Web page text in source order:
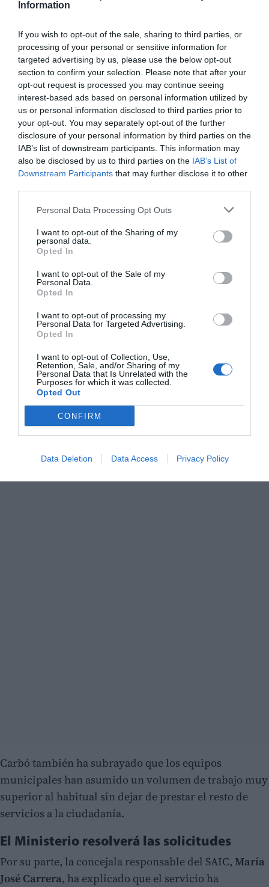
Information
If you wish to opt-out of the sale, sharing to third parties, or
processing of your personal or sensitive information for
targeted advertising by us, please use the below opt-out
section to confirm your selection. Please note that after your
opt-out request is processed you may continue seeing
interest-based ads based on personal information utilized by
us or personal information disclosed to third parties prior to
your opt-out. You may separately opt-out of the further
disclosure of your personal information by third parties on the
IAB’s list of downstream participants. This information may
also be disclosed by us to third parties on the IAB’s List of
Downstream Participants that may further disclose it to other
Personal Data Processing Opt Outs
I want to opt-out of the Sharing of my
personal data.
Opted In
I want to opt-out of the Sale of my
Personal Data.
Opted In
I want to opt-out of processing my
Personal Data for Targeted Advertising.
Opted In
I want to opt-out of Collection, Use,
Retention, Sale, and/or Sharing of my
Personal Data that Is Unrelated with the
Purposes for which it was collected.
Opted Out
CONFIRM
Data Deletion Data Access Privacy Policy
Refuerzo de los servicios municipales
El incremento de solicitudes obligó al consistorio a
reforzar los equipos de Servicios Sociales y del
Servicio de Atención e Información Ciudadana
(SAIC)para atender el aumento de la demanda.
Además, se organizaron varias sesiones informativas
450 personas, con el objetivo de resolver dudas y
facilitar la tramitación.
La concejala de Servicios Sociales,
puesto en valor el esfuerzo realizado por el personal
municipal durante estas semanas. "Detrás de cada uno
de estos expedientes hay una persona que ya formaba
parte de nuestro municipio, en ocasiones desde hace
derechos", ha destacado.
Carbó también ha subrayado que los equipos
municipales han asumido un volumen de trabajo muy
superior al habitual sin dejar de prestar el resto de
servicios a la ciudadanía.
El Ministerio resolverá las solicitudes
Por su parte, la concejala responsable del SAIC, María
José Carrera, ha explicado que el servicio ha